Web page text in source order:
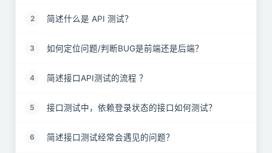
2 简述什么是 API 测试？
3 如何定位问题/判断BUG是前端还是后端？
4 简述接口API测试的流程 ？
5 接口测试中，依赖登录状态的接口如何测试？
6 简述接口测试经常会遇见的问题？